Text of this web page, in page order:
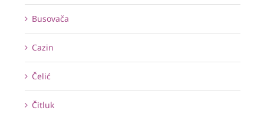
Busovača
Cazin
Čelić
Čitluk